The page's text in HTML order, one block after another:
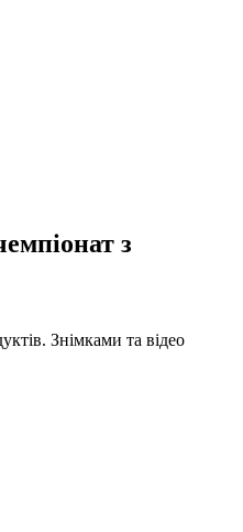
з
Знімками та відео